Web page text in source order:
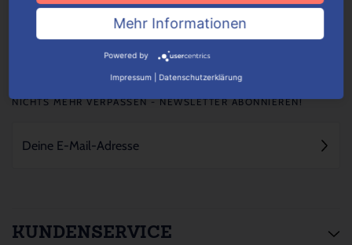
KUNDENSERVICE
NICHTS MEHR VERPASSEN - NEWSLETTER ABONNIEREN!
Mehr Informationen
Powered by
Impressum Datenschutzerklärung